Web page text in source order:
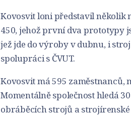
Kovosvit loni představil několik
450, jehož první dva prototypy
jež jde do výroby v dubnu, i
spolupráci s ČVUT.
Kovosvit má 595 zaměstnanců,
Momentálně společnost hledá
obráběcích strojů a